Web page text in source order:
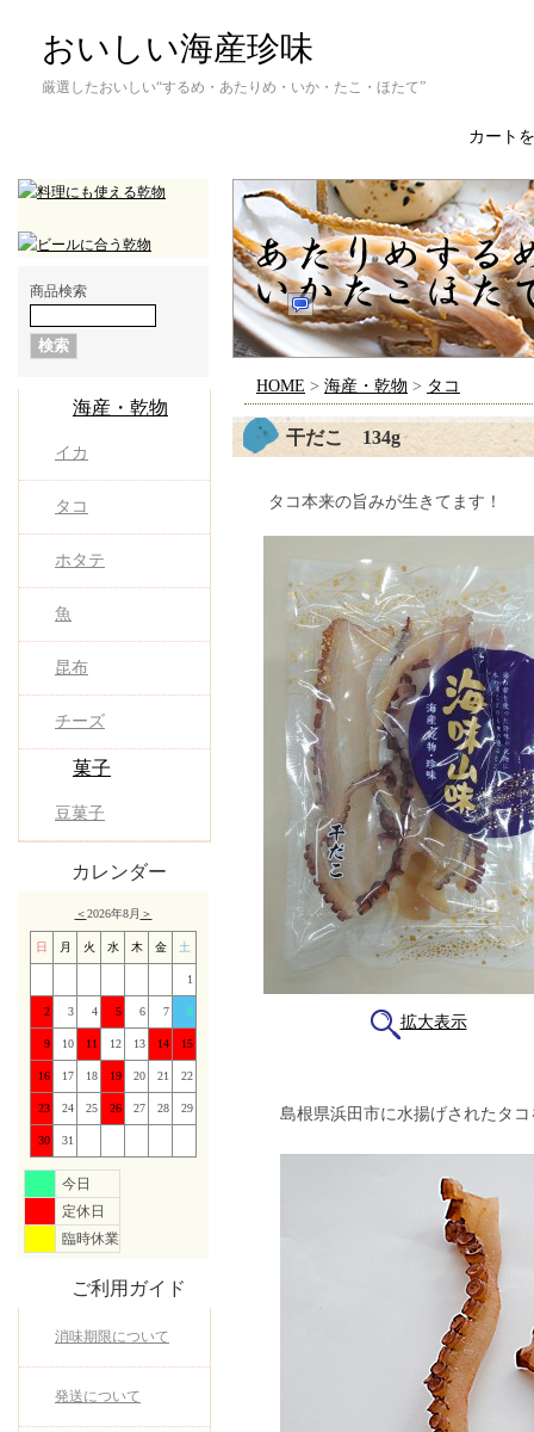
おいしい海産珍味
厳選したおいしい“するめ・あたりめ・いか・たこ・ほたて”
カート
商品検索
海産・乾物
イカ
タコ
ホタテ
魚
昆布
チーズ
菓子
豆菓子
カレンダー
＜2026年8月 ＞
日 月 火 水 木 金 土
1
2 3 4 5 6 7 8
9 10 11 12 13 14 15
16 17 18 19 20 21 22
23 24 25 26 27 28 29
30 31
今日
定休日
臨時休業
ご利用ガイド
消味期限について
発送について
HOME > 海産・乾物 > タコ
干だこ 134g
タコ本来の旨みが生きてます！
拡大表示
島根県浜田市に水揚げされたタ